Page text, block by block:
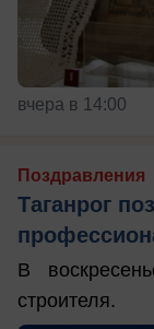
вчера в 14:00
Поздравления
Таганрог
В
строителя.